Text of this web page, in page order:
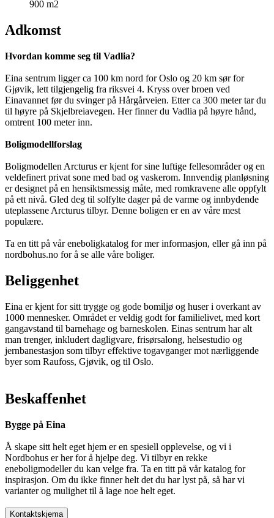
900 m2
Adkomst
Hvordan komme seg til Vadlia?
Eina sentrum ligger ca 100 km nord for Oslo og 20 km sør for
Gjøvik, lett tilgjengelig fra riksvei 4. Kryss over broen ved
Einavannet før du svinger på Hårgårveien. Etter ca 300 meter tar du
til høyre på Skjelbreiavegen. Her finner du Vadlia på høyre hånd,
omtrent 100 meter inn.
Boligmodellforslag
Boligmodellen Arcturus er kjent for sine luftige fellesområder og en
veldefinert privat sone med bad og vaskerom. Innvendig planløsning
er designet på en hensiktsmessig måte, med romkravene alle oppfylt
på ett nivå. Gled deg til solfylte dager på de varme og innbydende
uteplassene Arcturus tilbyr. Denne boligen er en av våre mest
populære.
Ta en titt på vår eneboligkatalog for mer informasjon, eller gå inn på
nordbohus.no for å se alle våre boliger.
Beliggenhet
Eina er kjent for sitt trygge og gode bomiljø og huser i overkant av
1000 mennesker. Området er veldig godt for familielivet, med kort
gangavstand til barnehage og barneskolen. Einas sentrum har alt
man trenger, inkludert dagligvare, frisørsalong, helsestudio og
jernbanestasjon som tilbyr effektive togavganger mot nærliggende
byer som Raufoss, Gjøvik, og til Oslo.
Beskaffenhet
Bygge på Eina
Å skape sitt helt eget hjem er en spesiell opplevelse, og vi i
Nordbohus er her for å hjelpe deg. Vi tilbyr en rekke
eneboligmodeller du kan velge fra. Ta en titt på vår katalog for
inspirasjon. Om du ikke finner helt det du har lyst på, så har vi
varianter og mulighet til å lage noe helt eget.
Kontaktskjema